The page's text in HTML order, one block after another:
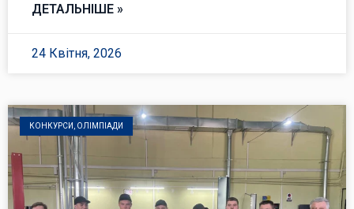
ДЕТАЛЬНІШЕ »
24 Квітня, 2026
КОНКУРСИ, ОЛІМПІАДИ